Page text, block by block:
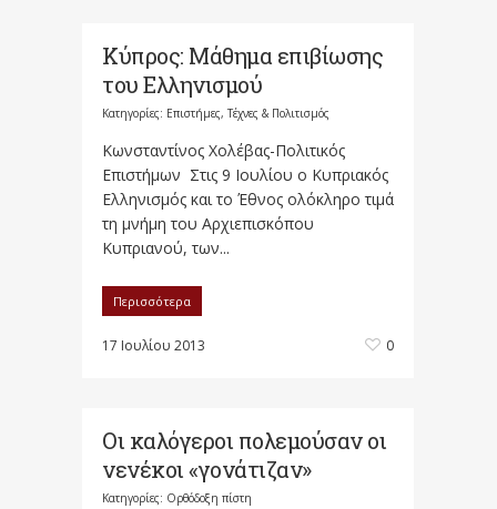
Κύπρος: Μάθημα επιβίωσης
του Ελληνισμού
Κατηγορίες: Επιστήμες, Τέχνες & Πολιτισμός
Κωνσταντίνος Χολέβας-Πολιτικός
Επιστήμων Στις 9 Ιουλίου ο Κυπριακός
Ελληνισμός και το Έθνος ολόκληρο τιμά
τη μνήμη του Αρχιεπισκόπου
Κυπριανού, των...
Περισσότερα
17 Ιουλίου 2013 0
Οι καλόγεροι πολεμούσαν οι
νενέκοι «γονάτιζαν​»
Κατηγορίες: Ορθόδοξη πίστη